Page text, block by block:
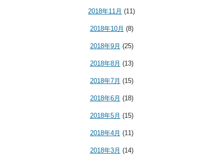
2018年11月 (11)
2018年10月 (8)
2018年9月 (25)
2018年8月 (13)
2018年7月 (15)
2018年6月 (18)
2018年5月 (15)
2018年4月 (11)
2018年3月 (14)